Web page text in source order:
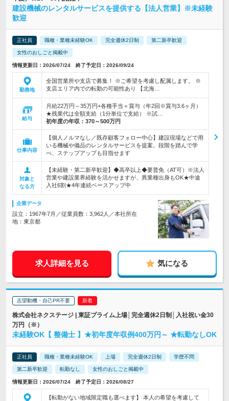
建設機械のレンタルサービスを提供する【法人営業】※未経験
歓迎
正社員 職種・業種未経験OK 完全週休2日制 第二新卒歓迎
女性のおしごと掲載中
情報更新日：2026/07/24 終了予定日：2026/09/24
勤務地
全国営業所や支店で募集！ ※ご希望を考慮し配属します。 ※
支店エリア内での転勤の可能性あり 【北海…
給与
月給22万円～35万円+各種手当＋賞与（年2回※賞与3.6ヶ月）
★残業代は全額支給（1分単位で支給） ※試…
初年度の年収： 370～500万円
仕事内容
【個人ノルマなし／既存顧客フォロー中心】建設現場などで用
いる機械や備品のレンタルサービスを提案。段階を踏んで学
べ、ステップアップも目指せます
対象と
なる方
【未経験・第二新卒歓迎】◆高卒以上◆要普免（AT可）※法人
営業や建設業界経験を活かせますが、異業種出身もOK★中途
入社6割★4年連続ベースアップ中
企業データ
設立：1967年7月／従業員数：3,962人／本社所在
地：東京都
求人詳細を見る 気になる
志望動機・自己PR不要
株式会社ネクステージ | 東証プライム上場│完全週休2日制│入社祝い金30
万円（※）
未経験OK【 整備士 】★初年度年収例400万円～ ★転勤なしOK
正社員 職種・業種未経験OK 上場 完全週休2日制 学歴不問
第二新卒歓迎 転勤なし 女性のおしごと掲載中
情報更新日：2026/07/24 終了予定日：2026/08/27
【転勤がない地域限定職も選べます】 本人の希望を考慮して